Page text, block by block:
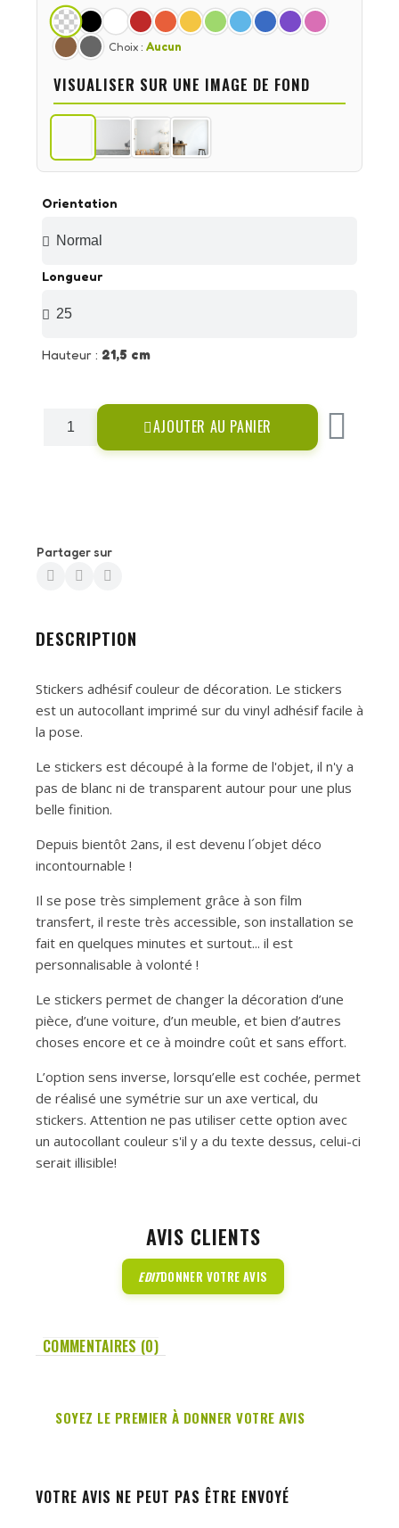
Orientation
Longueur
Hauteur : 21,5 cm
AJOUTER AU PANIER
Partager sur
Choix : Aucun
VISUALISER SUR UNE IMAGE DE FOND
DESCRIPTION
Stickers adhésif couleur de décoration. Le stickers
est un autocollant imprimé sur du vinyl adhésif facile à
la pose.
Le stickers est découpé à la forme de l'objet, il n'y a
pas de blanc ni de transparent autour pour une plus
belle finition.
Depuis bientôt 2ans, il est devenu l´objet déco
incontournable !
Il se pose très simplement grâce à son film
transfert, il reste très accessible, son installation se
fait en quelques minutes et surtout... il est
personnalisable à volonté !
Le stickers permet de changer la décoration d’une
pièce, d’une voiture, d’un meuble, et bien d’autres
choses encore et ce à moindre coût et sans effort.
L’option sens inverse, lorsqu’elle est cochée, permet
de réalisé une symétrie sur un axe vertical, du
stickers. Attention ne pas utiliser cette option avec
un autocollant couleur s'il y a du texte dessus, celui-ci
serait illisible!
AVIS CLIENTS
EDITDONNER VOTRE AVIS
COMMENTAIRES (0)
SOYEZ LE PREMIER À DONNER VOTRE AVIS
VOTRE AVIS NE PEUT PAS ÊTRE ENVOYÉ